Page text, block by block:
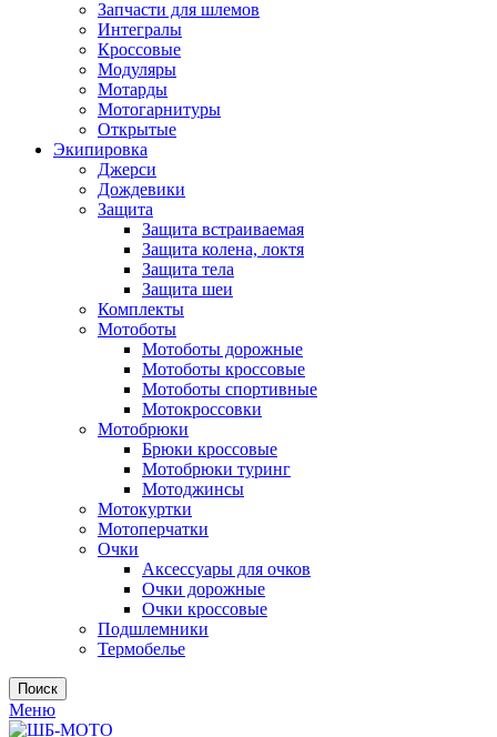
Запчасти для шлемов
Интегралы
Кроссовые
Модуляры
Мотарды
Мотогарнитуры
Открытые
Экипировка
Джерси
Дождевики
Защита
Защита встраиваемая
Защита колена, локтя
Защита тела
Защита шеи
Комплекты
Мотоботы
Мотоботы дорожные
Мотоботы кроссовые
Мотоботы спортивные
Мотокроссовки
Мотобрюки
Брюки кроссовые
Мотобрюки туринг
Мотоджинсы
Мотокуртки
Мотоперчатки
Очки
Аксессуары для очков
Очки дорожные
Очки кроссовые
Подшлемники
Термобелье
Поиск
Меню